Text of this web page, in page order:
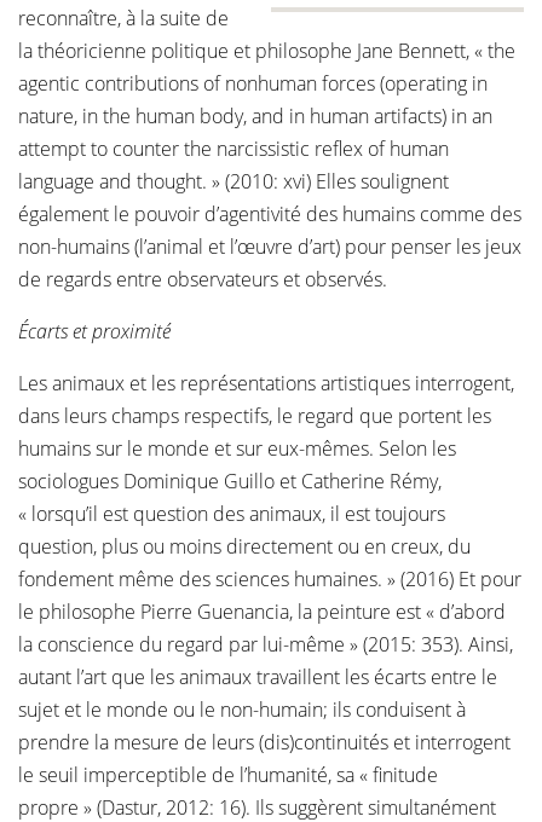
reconnaître, à la suite de
la théoricienne politique et philosophe Jane Bennett, « the
agentic contributions of nonhuman forces (operating in
nature, in the human body, and in human artifacts) in an
attempt to counter the narcissistic reflex of human
language and thought. » (2010: xvi) Elles soulignent
également le pouvoir d’agentivité des humains comme des
non-humains (l’animal et l’œuvre d’art) pour penser les jeux
de regards entre observateurs et observés.
Écarts et proximité
Les animaux et les représentations artistiques interrogent,
dans leurs champs respectifs, le regard que portent les
humains sur le monde et sur eux-mêmes. Selon les
sociologues Dominique Guillo et Catherine Rémy,
« lorsqu’il est question des animaux, il est toujours
question, plus ou moins directement ou en creux, du
fondement même des sciences humaines. » (2016) Et pour
le philosophe Pierre Guenancia, la peinture est « d’abord
la conscience du regard par lui-même » (2015: 353). Ainsi,
autant l’art que les animaux travaillent les écarts entre le
sujet et le monde ou le non-humain; ils conduisent à
prendre la mesure de leurs (dis)continuités et interrogent
le seuil imperceptible de l’humanité, sa « finitude
propre » (Dastur, 2012: 16). Ils suggèrent simultanément